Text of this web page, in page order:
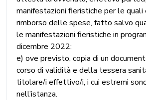
manifestazioni fieristiche per le quali
rimborso delle spese, fatto salvo
le manifestazioni fieristiche in
dicembre 2022;
e) ove previsto, copia di un
corso di validità e della tessera
titolare/i effettivo/i, i cui estremi
nell’istanza.